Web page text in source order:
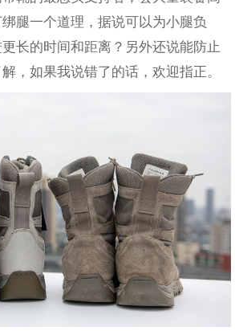
腿一个道理，据说可以为小腿负
长的时间和距离？另外还说能防止
，如果我说错了的话，欢迎指正。